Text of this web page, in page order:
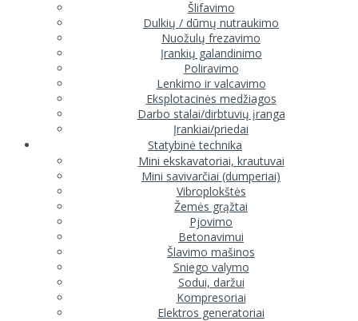
Šlifavimo
Dulkių / dūmų nutraukimo
Nuožulų frezavimo
Įrankių galandinimo
Poliravimo
Lenkimo ir valcavimo
Eksplotacinės medžiagos
Darbo stalai/dirbtuvių įranga
Įrankiai/priedai
Statybinė technika
Mini ekskavatoriai, krautuvai
Mini savivarčiai (dumperiai)
Vibroplokštės
Žemės grąžtai
Pjovimo
Betonavimui
Šlavimo mašinos
Sniego valymo
Sodui, daržui
Kompresoriai
Elektros generatoriai